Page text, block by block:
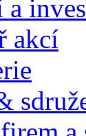
a
akcí